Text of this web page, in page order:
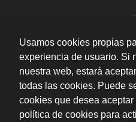
Usamos cookies propias
experiencia de usuario. Si
nuestra web, estará
todas las cookies. Puede
cookies que desea
política de cookies para
"Me ayudaron a
arrendamiento y
el proceso."